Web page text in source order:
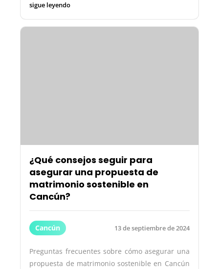
sigue leyendo
¿Qué consejos seguir para
asegurar una propuesta de
matrimonio sostenible en
Cancún?
Cancún 13 de septiembre de 2024
Preguntas frecuentes sobre cómo asegurar una
propuesta de matrimonio sostenible en Cancún